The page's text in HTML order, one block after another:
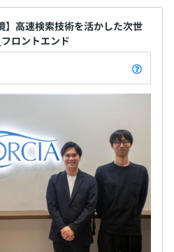
】高速検索技術を活かした次世
ロントエンド